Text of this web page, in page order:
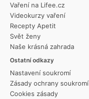
Vaření na Lifee.cz
Videokurzy vaření
Recepty Apetit
Svět ženy
Naše krásná zahrada
Ostatní odkazy
Nastavení soukromí
Zásady ochrany soukromí
Cookies zásady